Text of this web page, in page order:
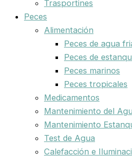
Trasportines
Peces
Alimentación
Peces de agua
Peces de
Peces marinos
Peces tropicales
Medicamentos
Mantenimiento del
Mantenimiento
Test de Agua
Calefacción e